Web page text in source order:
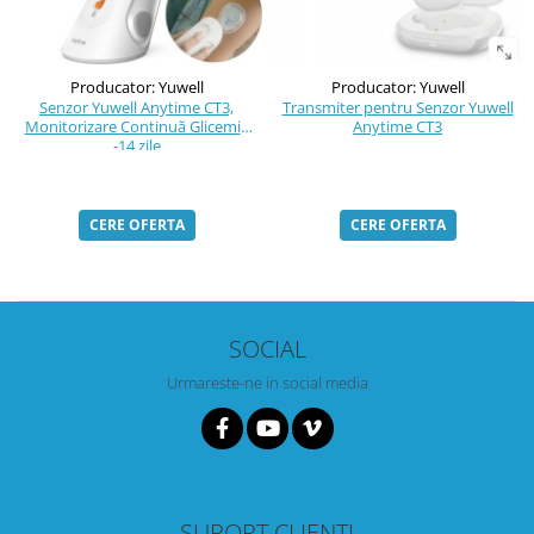
Producator: Yuwell
Senzor Yuwell Anytime CT3,
Monitorizare Continuă Glicemie
-14 zile
CERE OFERTA
Producator: Yuwell
Transmiter pentru Senzor Yuwell
Anytime CT3
CERE OFERTA
SOCIAL
Urmareste-ne in social media